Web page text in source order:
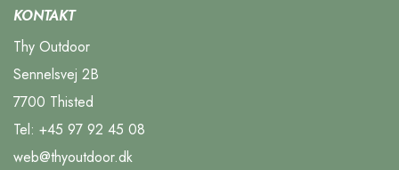
KONTAKT
Thy Outdoor
Sennelsvej 2B
7700 Thisted
Tel: +45 97 92 45 08
web@thyoutdoor.dk